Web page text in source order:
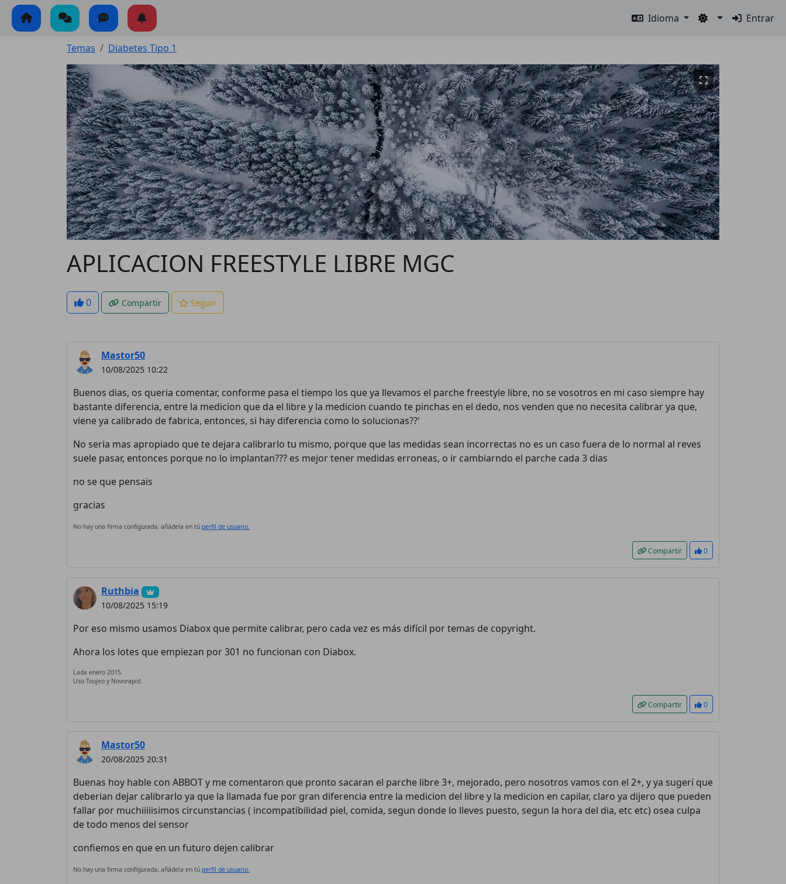
Idioma Entrar
Temas Diabetes Tipo 1
APLICACION FREESTYLE LIBRE MGC
0 Compartir Seguir
Mastor50
10/08/2025 10:22
Buenos dias, os queria comentar, conforme pasa el tiempo los que ya llevamos el parche freestyle libre, no se vosotros en mi caso siempre hay
bastante diferencia, entre la medicion que da el libre y la medicion cuando te pinchas en el dedo, nos venden que no necesita calibrar ya que,
viene ya calibrado de fabrica, entonces, si hay diferencia como lo solucionas??'
No seria mas apropiado que te dejara calibrarlo tu mismo, porque que las medidas sean incorrectas no es un caso fuera de lo normal al reves
suele pasar, entonces porque no lo implantan??? es mejor tener medidas erroneas, o ir cambiarndo el parche cada 3 dias
no se que pensais
gracias
No hay una firma configurada, añádela en tú perfil de usuario.
Compartir 0
Ruthbia
10/08/2025 15:19
Por eso mismo usamos Diabox que permite calibrar, pero cada vez es más difícil por temas de copyright.
Ahora los lotes que empiezan por 301 no funcionan con Diabox.
Lada enero 2015.
Uso Toujeo y Novorapid.
Compartir 0
Mastor50
20/08/2025 20:31
Buenas hoy hable con ABBOT y me comentaron que pronto sacaran el parche libre 3+, mejorado, pero nosotros vamos con el 2+, y ya sugerí que
deberian dejar calibrarlo ya que la llamada fue por gran diferencia entre la medicion del libre y la medicion en capilar, claro ya dijero que pueden
fallar por muchiiiiisimos circunstancias ( incompatibilidad piel, comida, segun donde lo lleves puesto, segun la hora del dia, etc etc) osea culpa
de todo menos del sensor
confiemos en que en un futuro dejen calibrar
No hay una firma configurada, añádela en tú perfil de usuario.
Este sitio web utiliza cookies
para garantizar que obtengas la